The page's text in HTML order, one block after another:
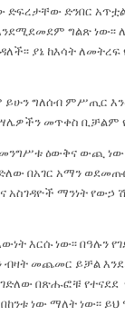
ድንበር
ግልጽ
ያኔ ከእሳት
ይሁን ግለሰብ ምሥጢር
መጥቀስ ቢቻልም
ዕውቅና ውጪ ነው
በአገር አማን
ማንነት የውኃ
እርሱ ነው፡፡
ብዛት መጨመር ይቻል
በጽሑፎቹ
ነው ማለት ነው፡፡